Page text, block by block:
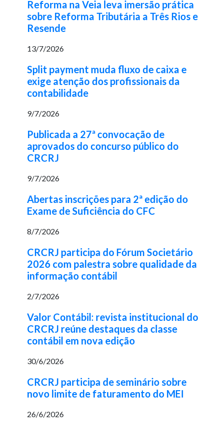
Reforma na Veia leva imersão prática
sobre Reforma Tributária a Três Rios e
Resende
13/7/2026
Split payment muda fluxo de caixa e
exige atenção dos profissionais da
contabilidade
9/7/2026
Publicada a 27ª convocação de
aprovados do concurso público do
CRCRJ
9/7/2026
Abertas inscrições para 2ª edição do
Exame de Suficiência do CFC
8/7/2026
CRCRJ participa do Fórum Societário
2026 com palestra sobre qualidade da
informação contábil
2/7/2026
Valor Contábil: revista institucional do
CRCRJ reúne destaques da classe
contábil em nova edição
30/6/2026
CRCRJ participa de seminário sobre
novo limite de faturamento do MEI
26/6/2026